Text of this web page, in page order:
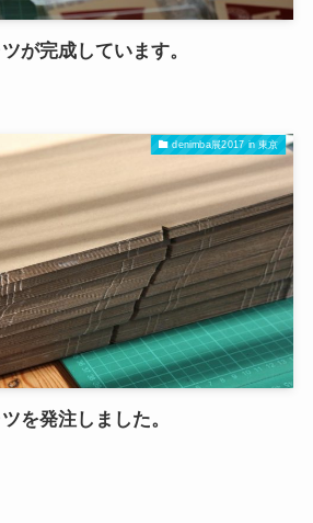
が完成しています。
denimba展2017 in 東京
を発注しました。